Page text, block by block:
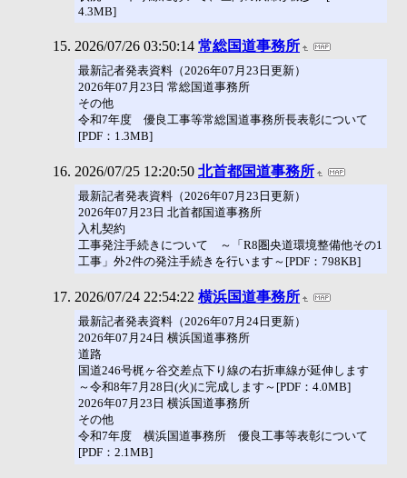
4.3MB]
2026/07/26 03:50:14 常総国道事務所
最新記者発表資料（2026年07月23日更新）
2026年07月23日 常総国道事務所
その他
令和7年度 優良工事等常総国道事務所長表彰について
[PDF：1.3MB]
2026/07/25 12:20:50 北首都国道事務所
最新記者発表資料（2026年07月23日更新）
2026年07月23日 北首都国道事務所
入札契約
工事発注手続きについて ～「R8圏央道環境整備他その1
工事」外2件の発注手続きを行います～[PDF：798KB]
2026/07/24 22:54:22 横浜国道事務所
最新記者発表資料（2026年07月24日更新）
2026年07月24日 横浜国道事務所
道路
国道246号梶ヶ谷交差点下り線の右折車線が延伸します
～令和8年7月28日(火)に完成します～[PDF：4.0MB]
2026年07月23日 横浜国道事務所
その他
令和7年度 横浜国道事務所 優良工事等表彰について
[PDF：2.1MB]